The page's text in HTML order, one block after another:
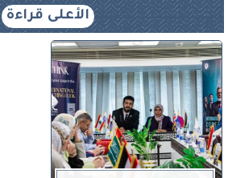
الأعلى قراءة